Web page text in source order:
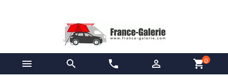
  phone  shopping_cart0